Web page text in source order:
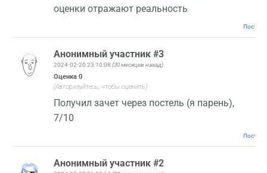
оценки отражают реальность
Анонимный участник #3
2024-02-20 23:10:08 (30 месяцев назад)
Оценка 0
(Авторизуйтесь, чтобы оценить)
Получил зачет через постель (я парень),
7/10
Анонимный участник #2